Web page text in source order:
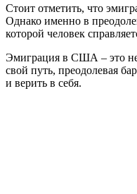
Стоит отметить, что
Однако именно в
которой человек
Эмиграция в США – это не
свой путь, преодолевая
и верить в себя.